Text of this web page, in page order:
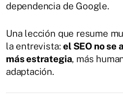
dependencia de Google.
Una lección que resume
la entrevista:el SEO no se
más estrategia, más
adaptación.